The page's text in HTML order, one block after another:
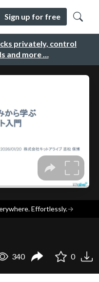
privately, control
and more …
Sign up for free
Effortlessly.→
340 0